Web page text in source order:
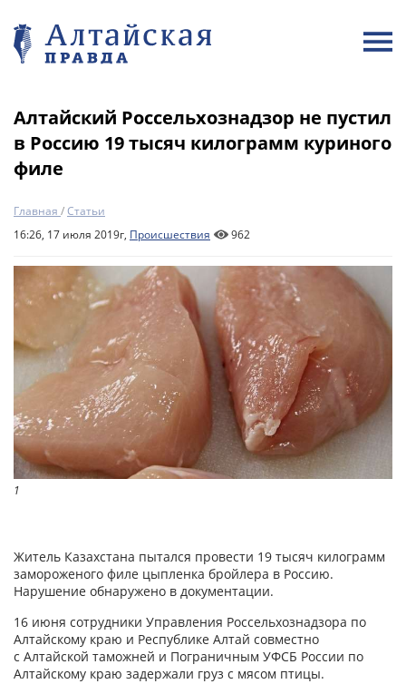
Алтайский Россельхознадзор не пустил
в Россию 19 тысяч килограмм куриного
филе
Главная /Статьи
16:26, 17 июля 2019г, Происшествия 962
1
Житель Казахстана пытался провести 19 тысяч килограмм
замороженого филе цыпленка бройлера в Россию.
Нарушение обнаружено в документации.
16 июня сотрудники Управления Россельхознадзора по
Алтайскому краю и Республике Алтай совместно
с Алтайской таможней и Пограничным УФСБ России по
Алтайскому краю задержали груз с мясом птицы.